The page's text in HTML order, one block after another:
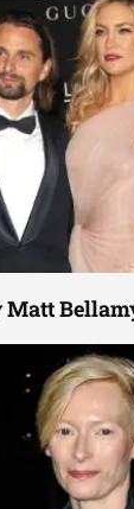
Matt